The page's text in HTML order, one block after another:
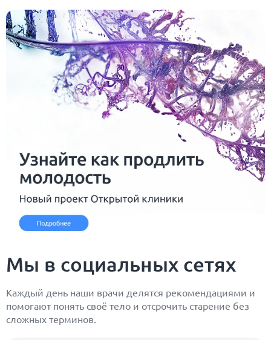
Мы в социальных сетях
Каждый день наши врачи делятся рекомендациями и
помогают понять своё тело и отсрочить старение без
сложных терминов.